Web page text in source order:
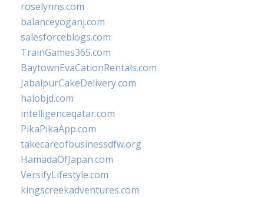
roselynns.com
balanceyoganj.com
salesforceblogs.com
TrainGames365.com
BaytownEvaCationRentals.com
JabalpurCakeDelivery.com
halobjd.com
intelligenceqatar.com
PikaPikaApp.com
takecareofbusinessdfw.org
HamadaOfJapan.com
VersifyLifestyle.com
kingscreekadventures.com